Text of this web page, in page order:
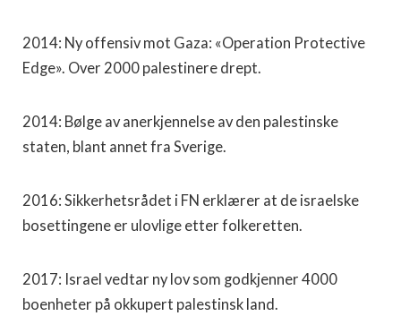
2014: Ny offensiv mot Gaza: «Operation Protective
Edge». Over 2000 palestinere drept.
2014: Bølge av anerkjennelse av den palestinske
staten, blant annet fra Sverige.
2016: Sikkerhetsrådet i FN erklærer at de israelske
bosettingene er ulovlige etter folkeretten.
2017: Israel vedtar ny lov som godkjenner 4000
boenheter på okkupert palestinsk land.